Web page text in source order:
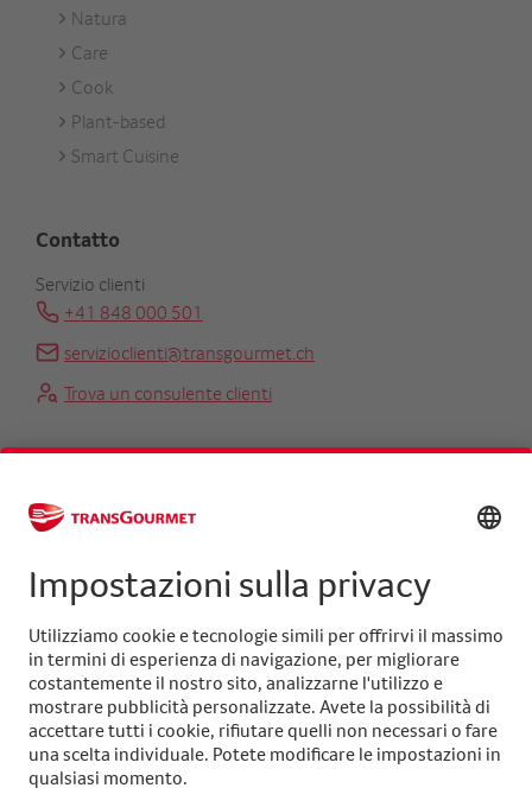
Natura
Care
Cook
Plant-based
Smart Cuisine
Contatto
Servizio clienti
+41 848 000 501
servizioclienti@transgourmet.ch
Trova un consulente clienti
Centrale
info@transgourmet.ch
Select
your
language
Seguiteci su